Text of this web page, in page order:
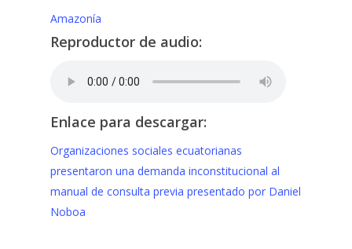
Amazonía
Reproductor de audio:
Enlace para descargar:
Organizaciones sociales ecuatorianas
presentaron una demanda inconstitucional al
manual de consulta previa presentado por Daniel
Noboa